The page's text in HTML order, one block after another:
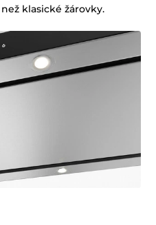
klasické žárovky.